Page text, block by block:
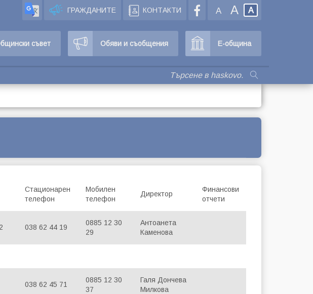
ГРАЖДАНИТЕ КОНТАКТИ A A A
Е-община
Обяви и съобщения
съвет
Стационарен
телефон
Мобилен
телефон
Директор
Финансови
отчети
038 62 44 19
0885 12 30
29
Антоанета
Каменова
038 62 45 71
0885 12 30
37
Галя Дончева
Милкова